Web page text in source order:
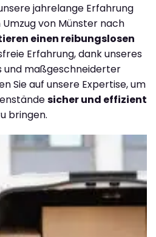
jahrelange Erfahrung
von Münster nach
einen reibungslosen
Erfahrung, dank unseres
und maßgeschneiderter
Sie auf unsere Expertise, um
sicher und effizient
bringen.